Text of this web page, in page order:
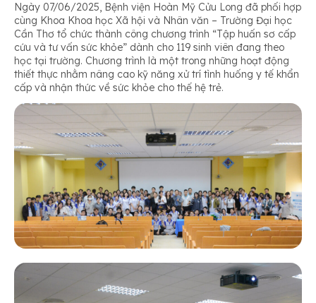
Ngày 07/06/2025, Bệnh viện Hoàn Mỹ Cửu Long đã phối hợp
cùng Khoa Khoa học Xã hội và Nhân văn – Trường Đại học
Cần Thơ tổ chức thành công chương trình “Tập huấn sơ cấp
cứu và tư vấn sức khỏe” dành cho 119 sinh viên đang theo
học tại trường. Chương trình là một trong những hoạt động
thiết thực nhằm nâng cao kỹ năng xử trí tình huống y tế khẩn
cấp và nhận thức về sức khỏe cho thế hệ trẻ.